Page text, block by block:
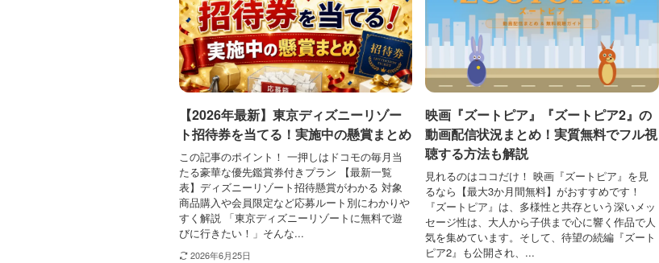
【2026年最新】東京ディズニーリゾー
ト招待券を当てる！実施中の懸賞まとめ
この記事のポイント！ 一押しはドコモの毎月当
たる豪華な優先鑑賞券付きプラン 【最新一覧
表】ディズニーリゾート招待懸賞がわかる 対象
商品購入や会員限定など応募ルート別にわかりや
すく解説 「東京ディズニーリゾートに無料で遊
びに行きたい！」そんな...
2026年6月25日
映画『ズートピア』『ズートピア2』の
動画配信状況まとめ！実質無料でフル視
聴する方法も解説
見れるのはココだけ！ 映画『ズートピア』を見
るなら【最大3か月間無料】がおすすめです！
『ズートピア』は、多様性と共存という深いメッ
セージ性は、大人から子供まで心に響く作品で人
気を集めています。そして、待望の続編『ズート
ピア2』も公開され、...